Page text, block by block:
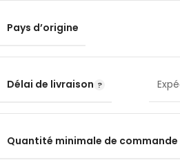
Pays d’origine
Délai de livraison
Quantité minimale de commande